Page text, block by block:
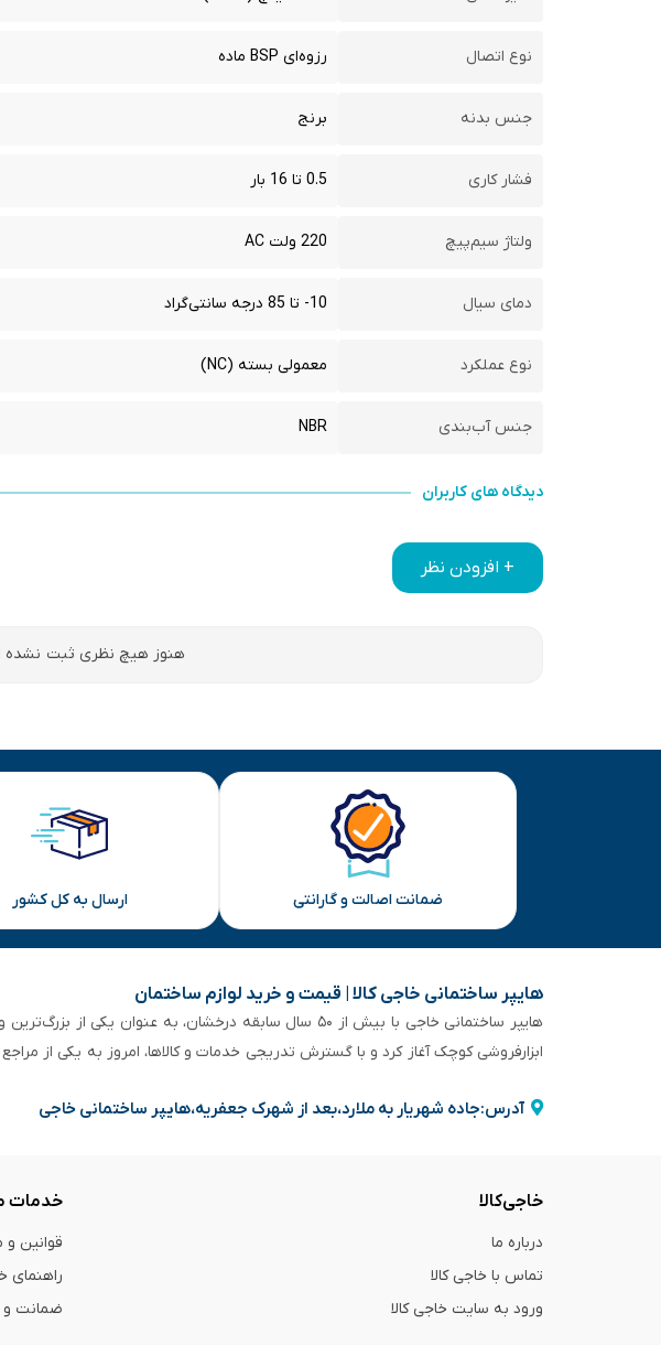
نوع اتصال رزوه‌ای BSP ماده
جنس بدنه برنج
فشار کاری 0.5 تا 16 بار
ولتاژ سیم‌پیچ 220 ولت AC
دمای سیال 10- تا 85 درجه سانتی‌گراد
نوع عملکرد معمولی بسته (NC)
جنس آب‌بندی NBR
دیدگاه های کاربران
+ افزودن نظر
هنوز هیچ نظری ثبت نشده
ضمانت اصالت و گارانتی ارسال به کل کشور
هایپر ساختمانی خاجی‌ کالا | قیمت و خرید لوازم ساختمان
هایپر ساختمانی خاجی‌ با بیش از ۵۰ سال سابقه‌ درخشان،
ابزارفروشی کوچک آغاز کرد و با گسترش تدریجی خدمات و کالاها، امروز به یکی
آدرس:جاده شهریار به ملارد،بعد از شهرک جعفریه،هایپر ساختمانی خاجی
خاجی‌کالا
درباره ما
تماس با خاجی کالا
ورود به سایت خاجی‌ کالا
خدمات
قوانین و
راهنمای
ضمانت و